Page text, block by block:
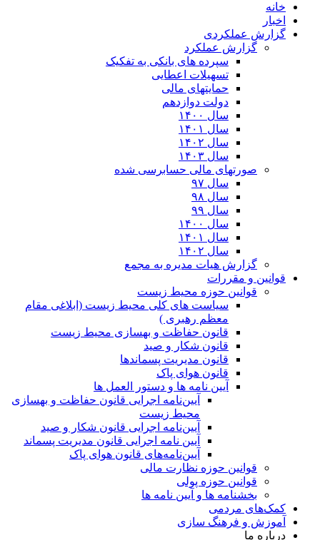
خانه
اخبار
گزارش عملکردی
گزارش عملکرد
سپرده های بانکی به تفکیک
تسهیلات اعطایی
حمایتهای مالی
دولت دوازدهم
سال ۱۴۰۰
سال ۱۴۰۱
سال ۱۴۰۲
سال ۱۴۰۳
صورتهای مالی حسابرسی شده
سال ۹۷
سال ۹۸
سال ۹۹
سال ۱۴۰۰
سال ۱۴۰۱
سال ۱۴۰۲
گزارش هیات مدیره به مجمع
قوانین و مقررات
قوانین حوزه محیط زیست
ﺳﯿﺎﺳﺖ ﻫﺎی ﮐﻠﯽ ﻣﺤﯿﻂ زﯾﺴﺖ (ابلاغی مقام
معظم رهبری )
قانون حفاظت و بهسازی محیط زیست
قانون شکار و صید
قانون مدیریت پسماندها
قانون هوای پاک
آیین نامه ها و دستور العمل ها
آیین‌نامه اجرایی قانون حفاظت و بهسازی
محیط زیست
آیین‌نامه اجرایی قانون شکار و صید
آیین نامه اجرایی قانون مدیریت پسماند
آیین‌نامه‌های قانون هوای پاک
قوانین حوزه نظارت مالی
قوانین حوزه پولی
بخشنامه ها و آیین نامه ها
کمک‌های مردمی
آموزش و فرهنگ سازی
درباره ما